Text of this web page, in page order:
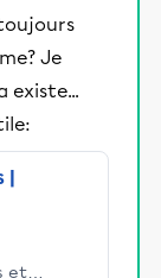
Je
existe...
|
et